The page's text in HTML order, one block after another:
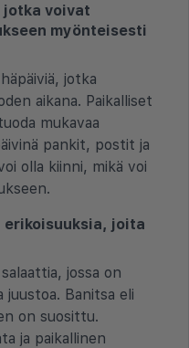
jotka voivat
myönteisesti
jotka
aikana. Paikalliset
mukavaa
pankit, postit ja
olla kiinni, mikä voi
erikoisuuksia, joita
jossa on
juustoa. Banitsa eli
on suosittu.
ja paikallinen